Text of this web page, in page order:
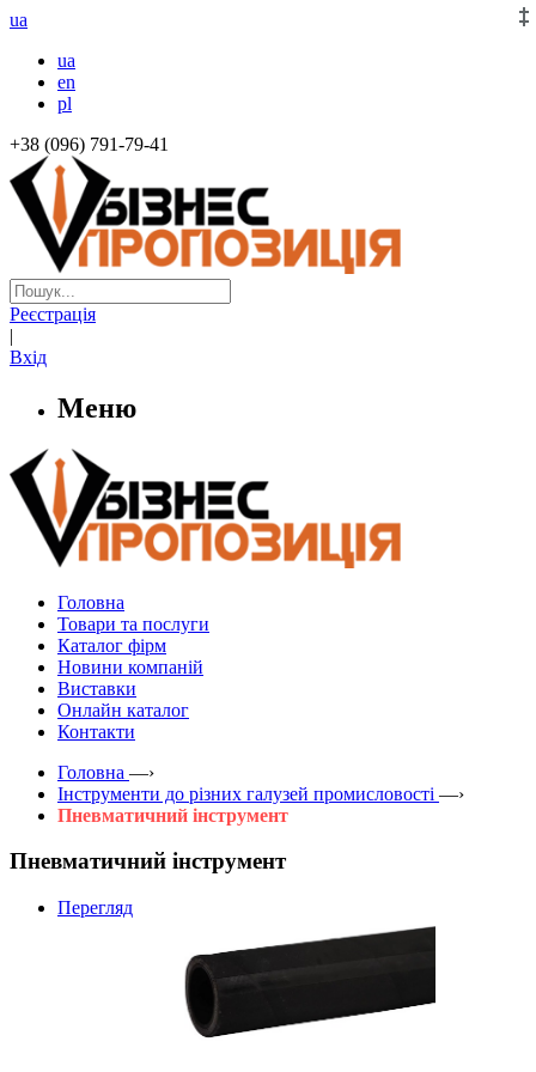
ua
ua
en
pl
+38 (096) 791-79-41
Реєстрація
|
Вхід
Меню
Головна
Товари та послуги
Каталог фірм
Новини компаній
Виставки
Онлайн каталог
Контакти
Головна —›
Інструменти до різних галузей промисловості —›
Пневматичний інструмент
Пневматичний інструмент
Перегляд